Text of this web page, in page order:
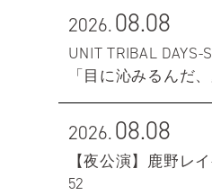
2026.08.08
UNIT TRIBAL DAYS-
「目に沁みるんだ
2026.08.08
【夜公演】鹿野レ
52